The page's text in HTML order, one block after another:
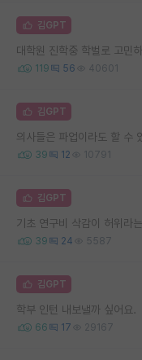
김GPT
대학원 진학중 학벌로 고민하
119 56 40601
김GPT
의사들은 파업이라도 할 수
39 12 10791
김GPT
기초 연구비 삭감이 허위라
39 24 5587
김GPT
학부 인턴 내보낼까 싶어요.
66 17 29167